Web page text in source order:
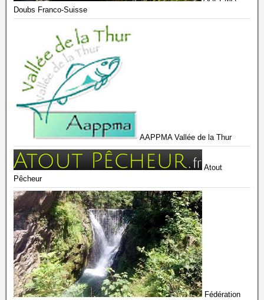
Doubs Franco-Suisse
AAPPMA Vallée de la Thur
Atout
Pêcheur
Fédération